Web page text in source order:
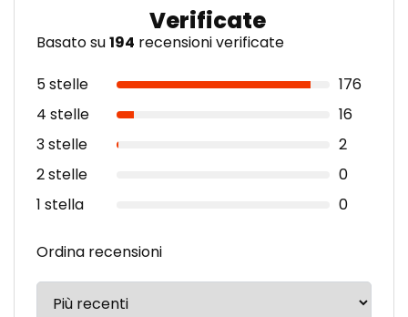
Basato su194 recensioni verificate
5 stelle
176
4 stelle
16
3 stelle
2
2 stelle
0
1 stella
0
Ordina recensioni